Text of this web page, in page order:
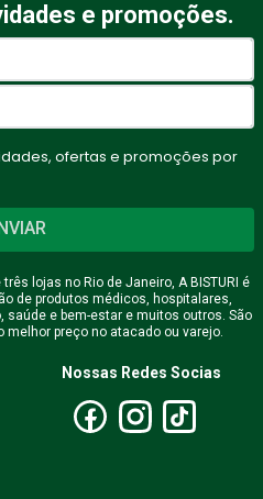
e promoções.
ofertas e promoções por
lojas no Rio de Janeiro, A BISTURI é
de produtos médicos, hospitalares,
saúde e bem-estar e muitos outros. São
preço no atacado ou varejo.
Nossas Redes Socias